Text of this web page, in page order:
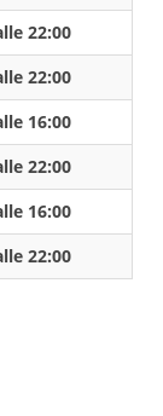
22:00
22:00
16:00
22:00
16:00
22:00